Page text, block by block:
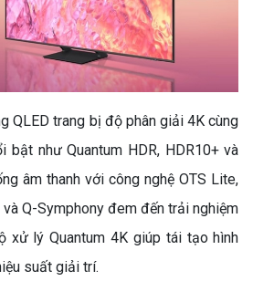
QLED trang bị độ phân giải 4K cùng
bật như Quantum HDR, HDR10+ và
âm thanh với công nghệ OTS Lite,
Q-Symphony đem đến trải nghiệm
xử lý Quantum 4K giúp tái tạo hình
suất giải trí.